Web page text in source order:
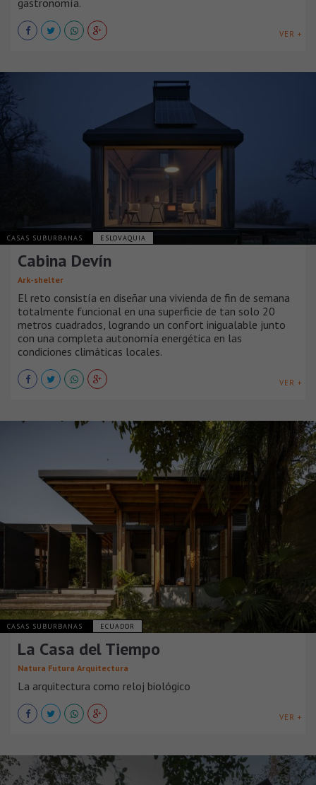
gastronomía.
VER +
CASAS SUBURBANAS ESLOVAQUIA
Cabina Devín
Ark-shelter
El reto consistía en diseñar una vivienda de fin de semana
totalmente funcional en una superficie de tan solo 20
metros cuadrados, logrando un confort inigualable junto
con una completa autonomía energética en las
condiciones climáticas locales.
VER +
CASAS SUBURBANAS ECUADOR
La Casa del Tiempo
Natura Futura Arquitectura
La arquitectura como reloj biológico
VER +